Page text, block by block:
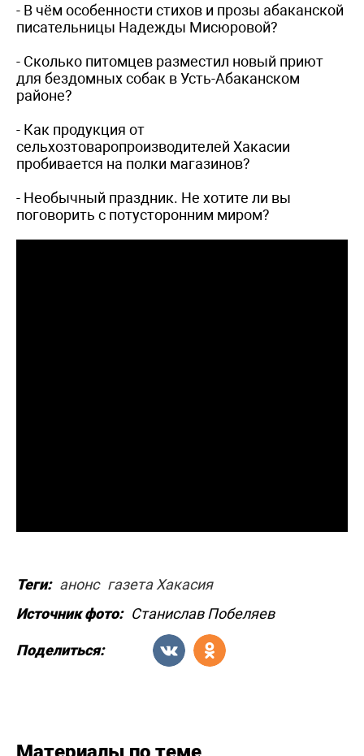
- В чём особенности стихов и прозы абаканской
писательницы Надежды Мисюровой?
- Сколько питомцев разместил новый приют
для бездомных собак в Усть-Абаканском
районе?
- Как продукция от
сельхозтоваропроизводителей Хакасии
пробивается на полки магазинов?
- Необычный праздник. Не хотите ли вы
поговорить с потусторонним миром?
Теги: анонс газета Хакасия
Источник фото: Станислав Побеляев
Поделиться: